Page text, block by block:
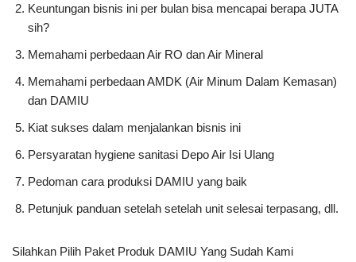
Keuntungan bisnis ini per bulan bisa mencapai berapa JUTA
sih?
Memahami perbedaan Air RO dan Air Mineral
Memahami perbedaan AMDK (Air Minum Dalam Kemasan)
dan DAMIU
Kiat sukses dalam menjalankan bisnis ini
Persyaratan hygiene sanitasi Depo Air Isi Ulang
Pedoman cara produksi DAMIU yang baik
Petunjuk panduan setelah setelah unit selesai terpasang, dll.
Silahkan Pilih Paket Produk DAMIU Yang Sudah Kami